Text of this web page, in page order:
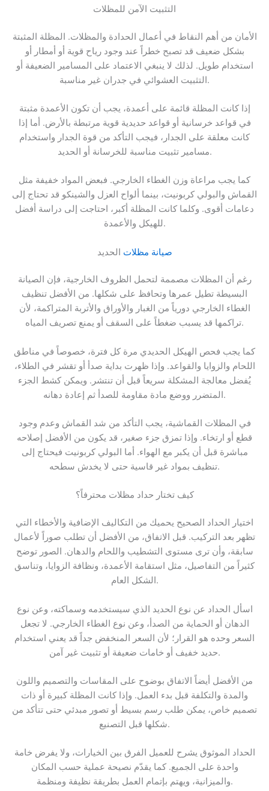
التثبيت الآمن للمظلات
الأمان من أهم النقاط في أعمال الحدادة والمظلات. المظلة المثبتة
بشكل ضعيف قد تصبح خطراً عند وجود رياح قوية أو أمطار أو
استخدام طويل. لذلك لا ينبغي الاعتماد على المسامير الضعيفة أو
التثبيت العشوائي في جدران غير مناسبة.
إذا كانت المظلة قائمة على أعمدة، يجب أن تكون الأعمدة مثبتة
في قواعد خرسانية أو قواعد حديدية قوية مرتبطة بالأرض. أما إذا
كانت معلقة على الجدار، فيجب التأكد من قوة الجدار واستخدام
مسامير تثبيت مناسبة للخرسانة أو الحديد.
كما يجب مراعاة وزن الغطاء الخارجي. فبعض المواد خفيفة مثل
القماش والبولي كربونيت، بينما ألواح العزل والشينكو قد تحتاج إلى
دعامات أقوى. وكلما كانت المظلة أكبر، احتاجت إلى دراسة أفضل
للهيكل والأعمدة.
صيانة مظلات الحديد
رغم أن المظلات مصممة لتحمل الظروف الخارجية، فإن الصيانة
البسيطة تطيل عمرها وتحافظ على شكلها. من الأفضل تنظيف
الغطاء الخارجي دورياً من الغبار والأوراق والأتربة المتراكمة، لأن
تراكمها قد يسبب ضغطاً على السقف أو يمنع تصريف المياه.
كما يجب فحص الهيكل الحديدي مرة كل فترة، خصوصاً في مناطق
اللحام والزوايا والقواعد. وإذا ظهرت بداية صدأ أو تقشر في الطلاء،
يُفضل معالجة المشكلة سريعاً قبل أن تنتشر. ويمكن كشط الجزء
المتضرر ووضع مادة مقاومة للصدأ ثم إعادة دهانه.
في المظلات القماشية، يجب التأكد من شد القماش وعدم وجود
قطع أو ارتخاء. وإذا تمزق جزء صغير، قد يكون من الأفضل إصلاحه
مباشرة قبل أن يكبر مع الهواء. أما البولي كربونيت فيحتاج إلى
تنظيف بمواد غير قاسية حتى لا يخدش سطحه.
كيف تختار حداد مظلات محترفاً؟
اختيار الحداد الصحيح يحميك من التكاليف الإضافية والأخطاء التي
تظهر بعد التركيب. قبل الاتفاق، من الأفضل أن تطلب صوراً لأعمال
سابقة، وأن ترى مستوى التشطيب واللحام والدهان. الصور توضح
كثيراً من التفاصيل، مثل استقامة الأعمدة، ونظافة الزوايا، وتناسق
الشكل العام.
اسأل الحداد عن نوع الحديد الذي سيستخدمه وسماكته، وعن نوع
الدهان أو الحماية من الصدأ، وعن نوع الغطاء الخارجي. لا تجعل
السعر وحده هو القرار؛ لأن السعر المنخفض جداً قد يعني استخدام
حديد خفيف أو خامات ضعيفة أو تثبيت غير آمن.
من الأفضل أيضاً الاتفاق بوضوح على المقاسات والتصميم واللون
والمدة والتكلفة قبل بدء العمل. وإذا كانت المظلة كبيرة أو ذات
تصميم خاص، يمكن طلب رسم بسيط أو تصور مبدئي حتى تتأكد من
شكلها قبل التصنيع.
الحداد الموثوق يشرح للعميل الفرق بين الخيارات، ولا يفرض خامة
واحدة على الجميع. كما يقدّم نصيحة عملية حسب المكان
والميزانية، ويهتم بإتمام العمل بطريقة نظيفة ومنظمة.